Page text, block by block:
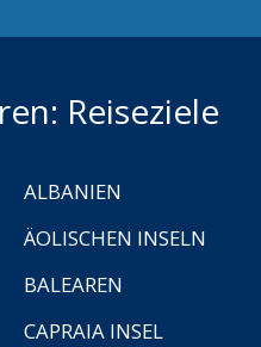
Reiseziele
ALBANIEN
ÄOLISCHEN INSELN
BALEAREN
CAPRAIA INSEL